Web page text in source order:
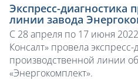
Экспресс-диагностика
линии завода
С 28 апреля по 17 июня
Консалт» провела экспресс-
производственной линии
«Энергокомплект».